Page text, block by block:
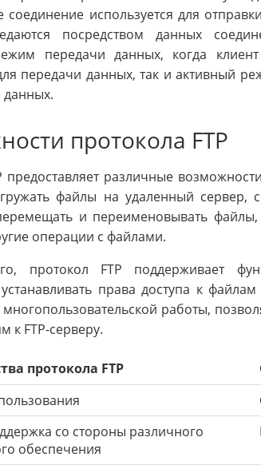
используется для
посредством данных
передачи данных, когда
передачи данных, так и активный
данных.
протокола FTP
предоставляет различные
файлы на удаленный сервер,
и переименовывать файлы,
операции с файлами.
протокол FTP поддерживает
права доступа к
работы,
к FTP-серверу.
протокола FTP
со стороны различного
обеспечения